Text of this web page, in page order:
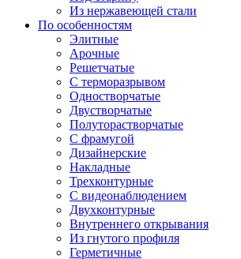
Из нержавеющей стали
По особенностям
Элитные
Арочные
Решетчатые
С терморазрывом
Одностворчатые
Двустворчатые
Полуторастворчатые
С фрамугой
Дизайнерские
Накладные
Трехконтурные
С видеонаблюдением
Двухконтурные
Внутреннего открывания
Из гнутого профиля
Герметичные